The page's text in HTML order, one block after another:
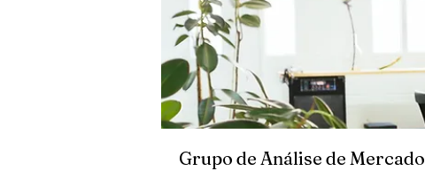
Grupo de Análise de Mercado